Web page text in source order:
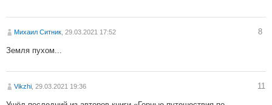
Михаил Ситник , 29.03.2021 17:52 8
Земля пухом...
Vikzhi , 29.03.2021 19:36 11